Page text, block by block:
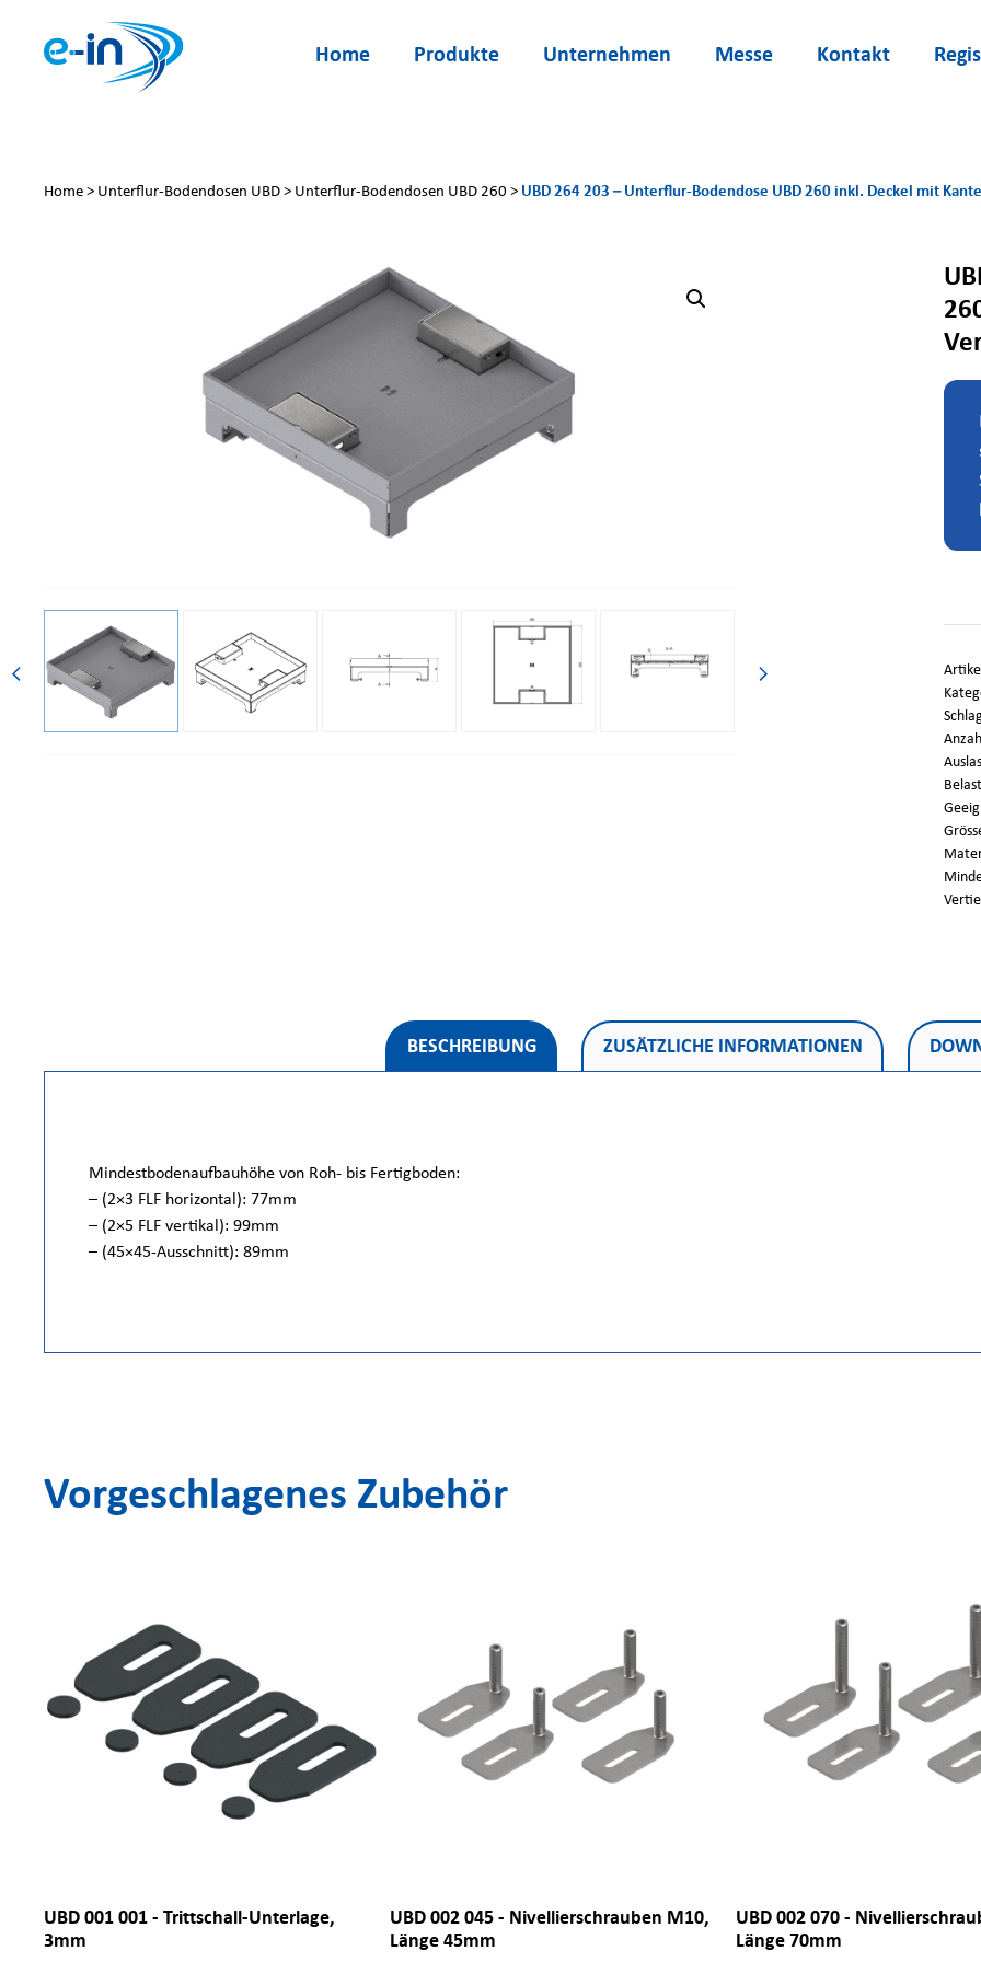
Inhalt
springen
Home Produkte Unternehmen Messe Kontakt
Home> Unterflur-Bodendosen UBD> Unterflur-Bodendosen UBD 260 > UBD 264 203 – Unterflur-Bodendose UBD 260 inkl. Deckel mit
BESCHREIBUNG ZUSÄTZLICHE INFORMATIONEN
Mindestbodenaufbauhöhe von Roh- bis Fertigboden:
– (2×3 FLF horizontal): 77mm
– (2×5 FLF vertikal): 99mm
– (45×45-Ausschnitt): 89mm
Vorgeschlagenes Zubehör
UBD 001 001 - Trittschall-Unterlage,
3mm
UBD 002 045 - Nivellierschrauben M10,
Länge 45mm
UBD 002 070 -
Länge 70mm